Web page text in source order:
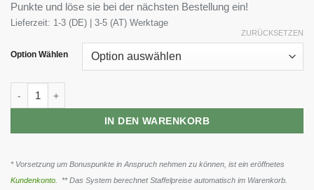
Punkte und löse sie bei der nächsten Bestellung ein!
Lieferzeit: 1-3 (DE) | 3-5 (AT) Werktage
Option Wählen
ZURÜCKSETZEN
IN DEN WARENKORB
* Vorsetzung um Bonuspunkte in Anspruch nehmen zu können, ist ein eröffnetes
Kundenkonto . ** Das System berechnet Staffelpreise automatisch im Warenkorb.